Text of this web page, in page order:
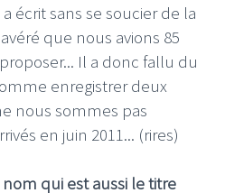
écrit sans se soucier de la
que nous avions 85
Il a donc fallu du
enregistrer deux
nous sommes pas
en juin 2011... (rires)
qui est aussi le titre